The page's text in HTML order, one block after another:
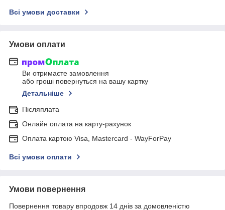
Всі умови доставки
Умови оплати
Ви отримаєте замовлення
або гроші повернуться на вашу картку
Детальніше
Післяплата
Онлайн оплата на карту-рахунок
Оплата картою Visa, Mastercard - WayForPay
Всі умови оплати
Умови повернення
Повернення товару впродовж 14 днів за домовленістю